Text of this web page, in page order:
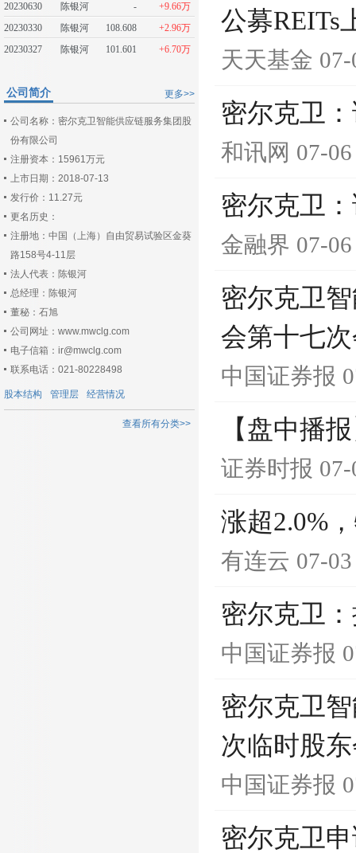
20230630
陈银河 -
+9.66万
20230330
陈银河 108.608
+2.96万
20230327
陈银河 101.601 +6.70万
更多>>
公司简介
公司名称：密尔克卫智能供应链服务集团股
份有限公司
注册资本：15961万元
上市日期：2018-07-13
发行价：11.27元
更名历史：
注册地：中国（上海）自由贸易试验区金葵
路158号4-11层
法人代表：陈银河
总经理：陈银河
董秘：石旭
公司网址：www.mwclg.com
电子信箱：ir@mwclg.com
联系电话：021-80228498
股本结构 管理层 经营情况
查看所有分类>>
公募REITs
天天基金
密尔克卫
和讯网 07-
密尔克卫
金融界 07-
密尔克卫
会第十七
中国证券报
【盘中播
证券时报
涨超2.0%
有连云 07-
密尔克卫
中国证券报
密尔克卫
次临时股
中国证券报
密尔克卫